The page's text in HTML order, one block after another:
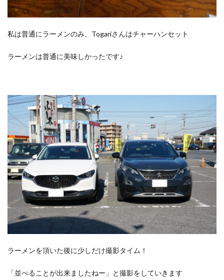
私は普通にラーメンのみ、Togariさんはチャーハンセット
ラーメンは普通に美味しかったです♪
ラーメンを頂いた後に少しだけ撮影タイム！
「並べることが出来ましたねー」と撮影をしていきます